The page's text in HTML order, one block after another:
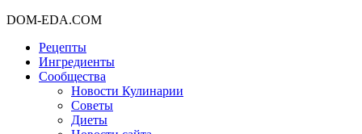
DOM-EDA.COM
Рецепты
Ингредиенты
Сообщества
Новости Кулинарии
Советы
Диеты